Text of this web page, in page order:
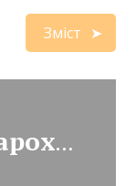
Зміст
Опитування в парохії Північної Італії